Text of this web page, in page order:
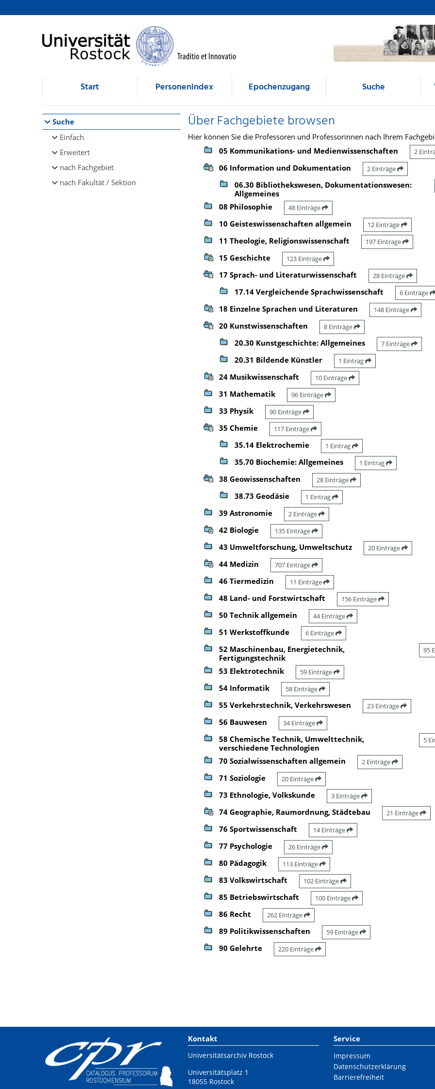
Browsen
direkt zum Inhalt
Start Personenindex Epochenzugang Suche
Suche
Einfach
Erweitert
nach Fachgebiet
nach Fakultät / Sektion
Über Fachgebiete browsen
Hier können Sie die Professoren und Professorinnen nach Ihrem
05 Kommunikations- und Medienwissenschaften
2
06 Information und Dokumentation 2 Einträge
06.30 Bibliothekswesen, Dokumentationswesen:
Allgemeines
08 Philosophie 48 Einträge
10 Geisteswissenschaften allgemein 12 Einträge
11 Theologie, Religionswissenschaft 197 Einträge
15 Geschichte 123 Einträge
17 Sprach- und Literaturwissenschaft 28 Einträge
17.14 Vergleichende Sprachwissenschaft 6 Einträge
18 Einzelne Sprachen und Literaturen 148 Einträge
20 Kunstwissenschaften 8 Einträge
20.30 Kunstgeschichte: Allgemeines 7 Einträge
20.31 Bildende Künstler 1 Eintrag
24 Musikwissenschaft 10 Einträge
31 Mathematik 96 Einträge
33 Physik 90 Einträge
35 Chemie 117 Einträge
35.14 Elektrochemie 1 Eintrag
35.70 Biochemie: Allgemeines 1 Eintrag
38 Geowissenschaften 28 Einträge
38.73 Geodäsie 1 Eintrag
39 Astronomie 2 Einträge
42 Biologie 135 Einträge
43 Umweltforschung, Umweltschutz 20 Einträge
44 Medizin 707 Einträge
46 Tiermedizin 11 Einträge
48 Land- und Forstwirtschaft 156 Einträge
50 Technik allgemein 44 Einträge
51 Werkstoffkunde 6 Einträge
52 Maschinenbau, Energietechnik,
Fertigungstechnik
95
53 Elektrotechnik 59 Einträge
54 Informatik 58 Einträge
55 Verkehrstechnik, Verkehrswesen 23 Einträge
56 Bauwesen 34 Einträge
58 Chemische Technik, Umwelttechnik,
verschiedene Technologien
5
70 Sozialwissenschaften allgemein 2 Einträge
71 Soziologie 20 Einträge
73 Ethnologie, Volkskunde 3 Einträge
74 Geographie, Raumordnung, Städtebau 21 Einträge
76 Sportwissenschaft 14 Einträge
77 Psychologie 26 Einträge
80 Pädagogik 113 Einträge
83 Volkswirtschaft 102 Einträge
85 Betriebswirtschaft 100 Einträge
86 Recht 262 Einträge
89 Politikwissenschaften 59 Einträge
90 Gelehrte 220 Einträge
Kontakt
Universitätsarchiv Rostock
Universitätsplatz 1
18055 Rostock
Service
Impressum
Datenschutzerklärung
Barrierefreiheit